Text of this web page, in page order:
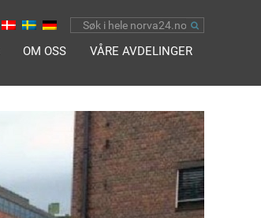
OM OSS VÅRE AVDELINGER